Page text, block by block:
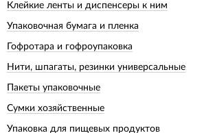
Клейкие ленты и диспенсеры к ним
Упаковочная бумага и пленка
Гофротара и гофроупаковка
Нити, шпагаты, резинки универсальные
Пакеты упаковочные
Сумки хозяйственные
Упаковка для пищевых продуктов